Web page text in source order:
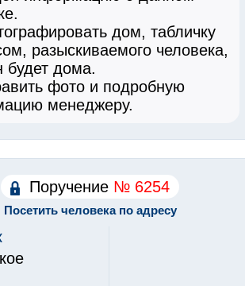
дом, табличку
разыскиваемого человека,
будет дома.
фото и подробную
менеджеру.
Поручение № 6254
Посетить человека по адресу